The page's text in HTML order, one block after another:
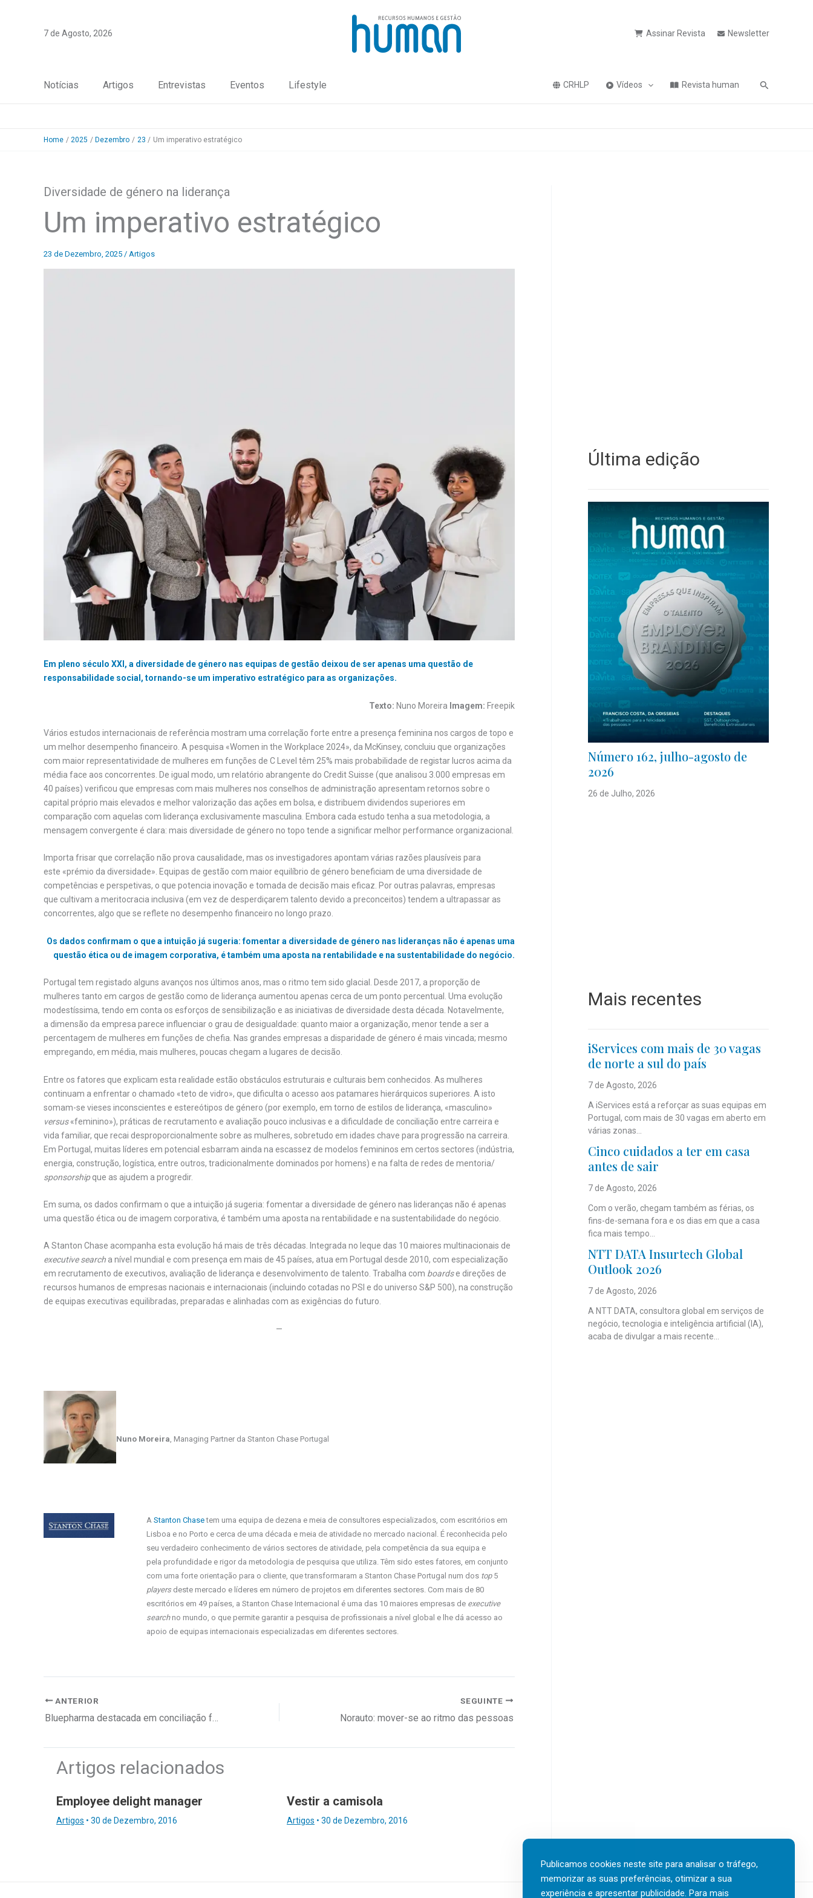
7 de Agosto, 2026 Assinar Revista Newsletter
Notícias Artigos Entrevistas Eventos Lifestyle CRHLP Vídeos Revista human Pesquisa
Home 2025 Dezembro 23 Um imperativo estratégico
Diversidade de género na liderança
Um imperativo estratégico
23 de Dezembro, 2025 / Artigos
Em pleno século XXI, a diversidade de género nas equipas de gestão deixou de ser apenas uma questão de
responsabilidade social, tornando-se um imperativo estratégico para as organizações.
Texto: Nuno Moreira Imagem: Freepik
Vários estudos internacionais de referência mostram uma correlação forte entre a presença feminina nos cargos de topo e
um melhor desempenho financeiro. A pesquisa «Women in the Workplace 2024», da McKinsey, concluiu que organizações
com maior representatividade de mulheres em funções de C Level têm 25% mais probabilidade de registar lucros acima da
média face aos concorrentes. De igual modo, um relatório abrangente do Credit Suisse (que analisou 3.000 empresas em
40 países) verificou que empresas com mais mulheres nos conselhos de administração apresentam retornos sobre o
capital próprio mais elevados e melhor valorização das ações em bolsa, e distribuem dividendos superiores em
comparação com aquelas com liderança exclusivamente masculina. Embora cada estudo tenha a sua metodologia, a
mensagem convergente é clara: mais diversidade de género no topo tende a significar melhor performance organizacional.
Importa frisar que correlação não prova causalidade, mas os investigadores apontam várias razões plausíveis para
este «prémio da diversidade». Equipas de gestão com maior equilíbrio de género beneficiam de uma diversidade de
competências e perspetivas, o que potencia inovação e tomada de decisão mais eficaz. Por outras palavras, empresas
que cultivam a meritocracia inclusiva (em vez de desperdiçarem talento devido a preconceitos) tendem a ultrapassar as
concorrentes, algo que se reflete no desempenho financeiro no longo prazo.
Os dados confirmam o que a intuição já sugeria: fomentar a diversidade de género nas lideranças não é apenas uma
questão ética ou de imagem corporativa, é também uma aposta na rentabilidade e na sustentabilidade do negócio.
Portugal tem registado alguns avanços nos últimos anos, mas o ritmo tem sido glacial. Desde 2017, a proporção de
mulheres tanto em cargos de gestão como de liderança aumentou apenas cerca de um ponto percentual. Uma evolução
modestíssima, tendo em conta os esforços de sensibilização e as iniciativas de diversidade desta década. Notavelmente,
a dimensão da empresa parece influenciar o grau de desigualdade: quanto maior a organização, menor tende a ser a
percentagem de mulheres em funções de chefia. Nas grandes empresas a disparidade de género é mais vincada; mesmo
empregando, em média, mais mulheres, poucas chegam a lugares de decisão.
Entre os fatores que explicam esta realidade estão obstáculos estruturais e culturais bem conhecidos. As mulheres
continuam a enfrentar o chamado «teto de vidro», que dificulta o acesso aos patamares hierárquicos superiores. A isto
somam-se vieses inconscientes e estereótipos de género (por exemplo, em torno de estilos de liderança, «masculino»
versus«feminino»), práticas de recrutamento e avaliação pouco inclusivas e a dificuldade de conciliação entre carreira e
vida familiar, que recai desproporcionalmente sobre as mulheres, sobretudo em idades chave para progressão na carreira.
Em Portugal, muitas líderes em potencial esbarram ainda na escassez de modelos femininos em certos sectores (indústria,
energia, construção, logística, entre outros, tradicionalmente dominados por homens) e na falta de redes de mentoria/
sponsorshipque as ajudem a progredir.
Em suma, os dados confirmam o que a intuição já sugeria: fomentar a diversidade de género nas lideranças não é apenas
uma questão ética ou de imagem corporativa, é também uma aposta na rentabilidade e na sustentabilidade do negócio.
A Stanton Chase acompanha esta evolução há mais de três décadas. Integrada no leque das 10 maiores multinacionais de
executive search a nível mundial e com presença em mais de 45 países, atua em Portugal desde 2010, com especialização
em recrutamento de executivos, avaliação de liderança e desenvolvimento de talento. Trabalha com boardse direções de
recursos humanos de empresas nacionais e internacionais (incluindo cotadas no PSI e do universo S&P 500), na construção
de equipas executivas equilibradas, preparadas e alinhadas com as exigências do futuro.
—
Nuno Moreira, Managing Partner da Stanton Chase Portugal
A Stanton Chasetem uma equipa de dezena e meia de consultores especializados, com escritórios em
Lisboa e no Porto e cerca de uma década e meia de atividade no mercado nacional. É reconhecida pelo
seu verdadeiro conhecimento de vários sectores de atividade, pela competência da sua equipa e
pela profundidade e rigor da metodologia de pesquisa que utiliza. Têm sido estes fatores, em conjunto
com uma forte orientação para o cliente, que transformaram a Stanton Chase Portugal num dos top5
playersdeste mercado e líderes em número de projetos em diferentes sectores. Com mais de 80
escritórios em 49 países, a Stanton Chase Internacional é uma das 10 maiores empresas de executive
searchno mundo, o que permite garantir a pesquisa de profissionais a nível global e lhe dá acesso ao
apoio de equipas internacionais especializadas em diferentes sectores.
ANTERIOR SEGUINTE
Norauto: mover-se ao ritmo das pessoas
Artigos relacionados
Employee delight manager
Artigos • 30 de Dezembro, 2016
Vestir a camisola
Artigos • 30 de Dezembro, 2016
Última edição
Número 162, julho-agosto de
2026
26 de Julho, 2026
Mais recentes
iServices com mais de 30 vagas
de norte a sul do país
7 de Agosto, 2026
A iServices está a reforçar as suas equipas em
Portugal, com mais de 30 vagas em aberto em
várias zonas...
Cinco cuidados a ter em casa
antes de sair
7 de Agosto, 2026
Com o verão, chegam também as férias, os
fins-de-semana fora e os dias em que a casa
fica mais tempo...
NTT DATA Insurtech Global
Outlook 2026
7 de Agosto, 2026
A NTT DATA, consultora global em serviços de
negócio, tecnologia e inteligência artificial (IA),
acaba de divulgar a mais recente...
Publicamos cookies neste site para analisar o tráfego,
memorizar as suas preferências, otimizar a sua
experiência e apresentar publicidade. Para mais